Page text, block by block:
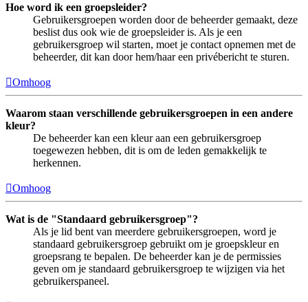
Hoe word ik een groepsleider?
Gebruikersgroepen worden door de beheerder gemaakt, deze
beslist dus ook wie de groepsleider is. Als je een
gebruikersgroep wil starten, moet je contact opnemen met de
beheerder, dit kan door hem/haar een privébericht te sturen.
Omhoog
Waarom staan verschillende gebruikersgroepen in een andere
kleur?
De beheerder kan een kleur aan een gebruikersgroep
toegewezen hebben, dit is om de leden gemakkelijk te
herkennen.
Omhoog
Wat is de "Standaard gebruikersgroep"?
Als je lid bent van meerdere gebruikersgroepen, word je
standaard gebruikersgroep gebruikt om je groepskleur en
groepsrang te bepalen. De beheerder kan je de permissies
geven om je standaard gebruikersgroep te wijzigen via het
gebruikerspaneel.